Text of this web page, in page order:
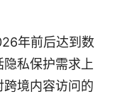
年前后达到数
私保护需求上
境内容访问的